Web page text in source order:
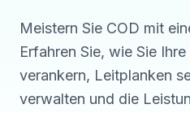
Meistern Sie COD mit
Erfahren Sie, wie Sie
verankern, Leitplanken
verwalten und die